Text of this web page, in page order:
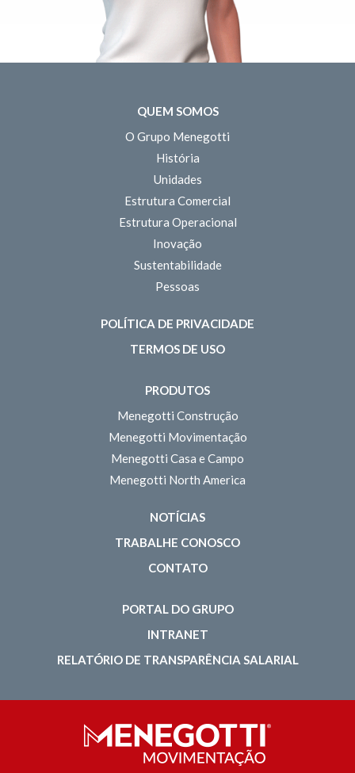
QUEM SOMOS
O Grupo Menegotti
História
Unidades
Estrutura Comercial
Estrutura Operacional
Inovação
Sustentabilidade
Pessoas
POLÍTICA DE PRIVACIDADE
TERMOS DE USO
PRODUTOS
Menegotti Construção
Menegotti Movimentação
Menegotti Casa e Campo
Menegotti North America
NOTÍCIAS
TRABALHE CONOSCO
CONTATO
PORTAL DO GRUPO
INTRANET
RELATÓRIO DE TRANSPARÊNCIA SALARIAL